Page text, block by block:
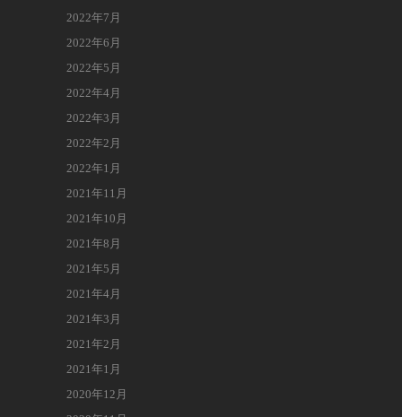
2022年7月
2022年6月
2022年5月
2022年4月
2022年3月
2022年2月
2022年1月
2021年11月
2021年10月
2021年8月
2021年5月
2021年4月
2021年3月
2021年2月
2021年1月
2020年12月